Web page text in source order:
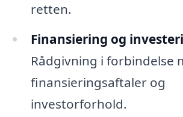
retten.
Finansiering og
Rådgivning i forbindelse
finansieringsaftaler og
investorforhold.